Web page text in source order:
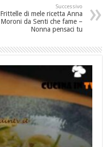
Successivo
Frittelle di mele ricetta Anna
Moroni da Senti che fame –
Nonna pensaci tu